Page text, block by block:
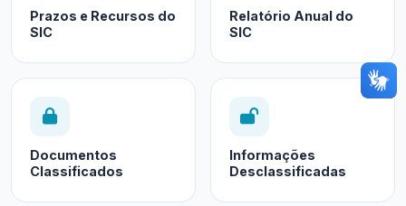
Prazos e Recursos do
SIC
Relatório Anual do
SIC
Documentos
Classificados
Informações
Desclassificadas